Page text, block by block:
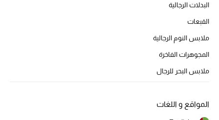
تسوقوا الأحذية
خصومات
الجديد في عالم الجمال
البدلات الرجالية
القبعات
ملابس النوم الرجالية
المجوهرات الفاخرة
ملابس البحر للرجال
المواقع و اللغات